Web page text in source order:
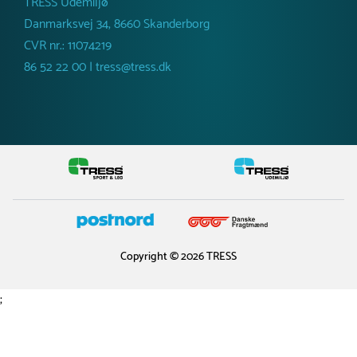
Danmarksvej 34, 8660 Skanderborg
CVR nr.: 11074219
86 52 22 00 | tress@tress.dk
Copyright © 2026 TRESS
;